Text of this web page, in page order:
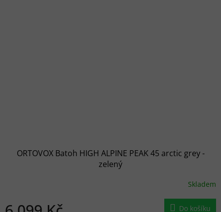
ORTOVOX Batoh HIGH ALPINE PEAK 45 arctic grey -
zelený
Skladem
Do košíku